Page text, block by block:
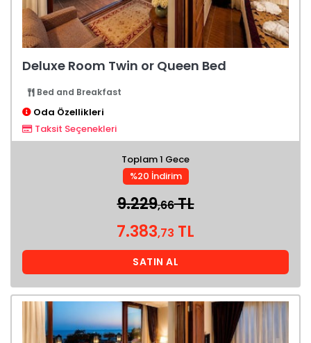
Deluxe Room Twin or Queen Bed
Bed and Breakfast
Oda Özellikleri
Taksit Seçenekleri
Toplam 1 Gece
%20 İndirim
9.229,66TL
7.383,73 TL
SATIN AL